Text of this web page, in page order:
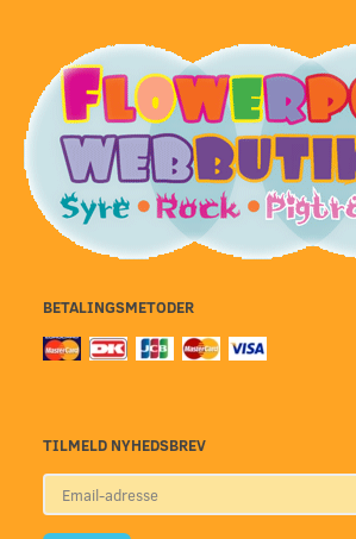
BETALINGSMETODER
TILMELD NYHEDSBREV
Email-
adresse